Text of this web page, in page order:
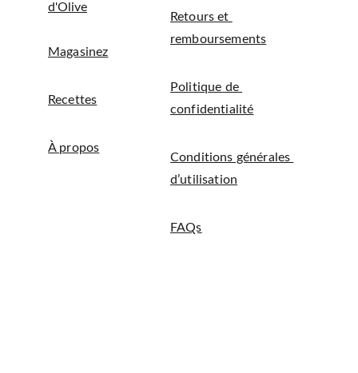
Retours et
remboursements
Politique de
confidentialité
Conditions générales
d’utilisation
FAQs
d'Olive
Magasinez
Recettes
À propos